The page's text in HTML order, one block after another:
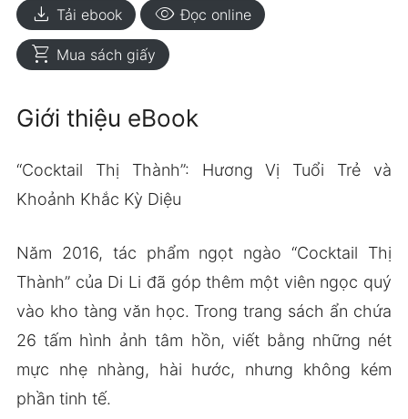
download Tải ebook visibility Đọc online
shopping_cart Mua sách giấy
Giới thiệu eBook
“Cocktail Thị Thành”: Hương Vị Tuổi Trẻ và
Khoảnh Khắc Kỳ Diệu
Năm 2016, tác phẩm ngọt ngào “Cocktail Thị
Thành” của Di Li đã góp thêm một viên ngọc quý
vào kho tàng văn học. Trong trang sách ẩn chứa
26 tấm hình ảnh tâm hồn, viết bằng những nét
mực nhẹ nhàng, hài hước, nhưng không kém
phần tinh tế.